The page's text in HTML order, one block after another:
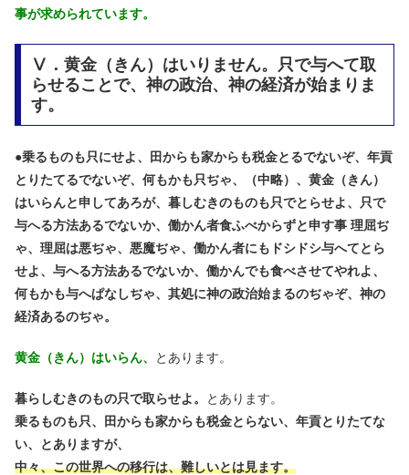
事が求められています。
Ⅴ．黄金（きん）はいりません。只で与へて取
らせることで、神の政治、神の経済が始まりま
す。
●乗るものも只にせよ、田からも家からも税金とるでないぞ、年貢
とりたてるでないぞ、何もかも只ぢゃ、（中略）、黄金（きん）
はいらんと申してあろが、暮しむきのものも只でとらせよ、只で
与へる方法あるでないか、働かん者食ふべからずと申す事 理屈ぢ
ゃ、理屈は悪ぢゃ、悪魔ぢゃ、働かん者にもドシドシ与へてとら
せよ、与へる方法あるでないか、働かんでも食べさせてやれよ、
何もかも与へぱなしぢゃ、其処に神の政治始まるのぢゃぞ、神の
経済あるのぢゃ。
黄金（きん）はいらん、 とあります。
暮らしむきのもの只で取らせよ。
とあります。
乗るものも只、田からも家からも税金とらない、年貢とりたてな
い、とありますが、
中々、この世界への移行は、難しいとは見ます。